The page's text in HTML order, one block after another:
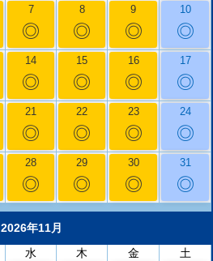
7
◎
8
◎
9
◎
10
◎
14
◎
15
◎
16
◎
17
◎
21
◎
22
◎
23
◎
24
◎
28
◎
29
◎
30
◎
31
◎
2026年11月
水 木 金
土